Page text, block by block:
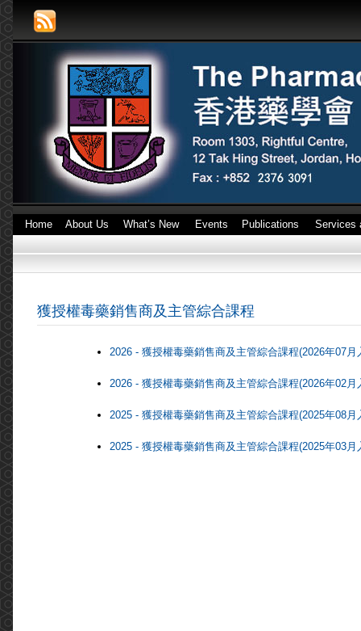
Home About Us What’s New Events Publications Services
獲授權毒藥銷售商及主管綜合課程
2026 - 獲授權毒藥銷售商及主管綜合課程(2026年07月
2026 - 獲授權毒藥銷售商及主管綜合課程(2026年02月
2025 - 獲授權毒藥銷售商及主管綜合課程(2025年08月
2025 - 獲授權毒藥銷售商及主管綜合課程(2025年03月